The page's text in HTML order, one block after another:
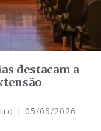
destacam a
05/05/2026